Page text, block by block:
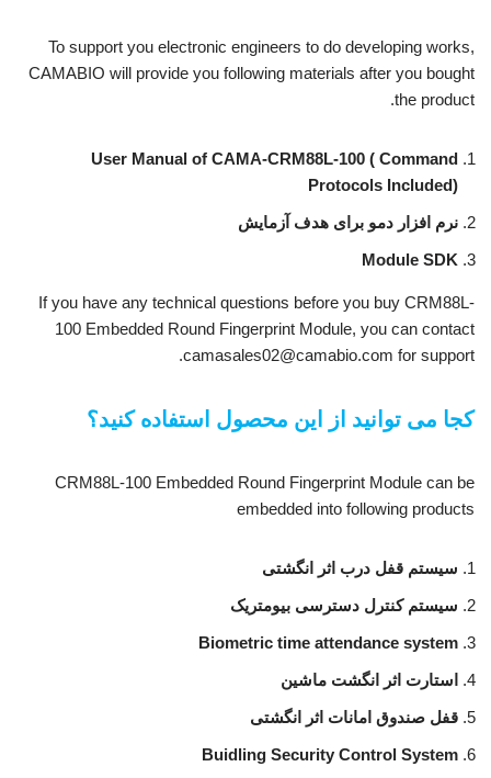
To support you electronic engineers to do developing works,
CAMABIO will provide you following materials after you bought
the product.
User Manual of CAMA-CRM88L-100 ( Command
Protocols Included)
نرم افزار دمو برای هدف آزمایش
Module SDK
If you have any technical questions before you buy CRM88L-
100 Embedded Round Fingerprint Module, you can contact
camasales02@camabio.com for support.
کجا می توانید از این محصول استفاده کنید؟
CRM88L-100 Embedded Round Fingerprint Module can be
embedded into following products
سیستم قفل درب اثر انگشتی
سیستم کنترل دسترسی بیومتریک
Biometric time attendance system
استارت اثر انگشت ماشین
قفل صندوق امانات اثر انگشتی
Buidling Security Control System